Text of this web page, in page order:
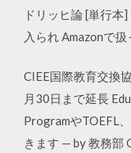
ドリッヒ論 [単行
入られ Amazonで
CIEE国際教育交換
月30日まで延長
ProgramやTOEFL
きます — by 教務部